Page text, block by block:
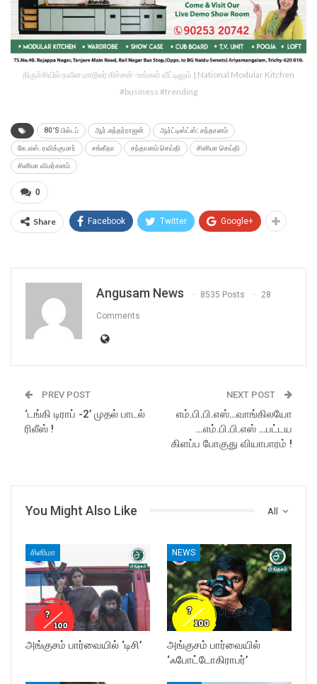
திருச்சியில் நவீன மாடூலர் கிச்சன் -உங்கள் வீட்டிலும் | National Modular Kitchen
#business #trending
80'S பில்டப் ஆர்.சுந்தர்ராஜன் ஆர்ட்டிஸ்ட்ஸ்: சந்தானம்
கே.எஸ். ரவிக்குமார் சங்கீதா சந்தானம் செய்தி சினிமா செய்தி
சினிமா விமர்சனம்
0
Share Facebook Twitter Google+
Angusam News 8535 Posts 28
Comments
PREV POST
‘டங்கி டிராப் -2’ முதல் பாடல்
ரிலீஸ் !
NEXT POST
எம்.பி.பி.எஸ்…வாங்கிலயோ
…எம்.பி.பி.எஸ் …பட்டய
கிளப்ப போகுது வியாபாரம் !
All
You Might Also Like
சினிமா
அங்குசம் பார்வையில் ‘டிசி’
NEWS
அங்குசம் பார்வையில்
‘ஃபோட்டோகிராபர்’